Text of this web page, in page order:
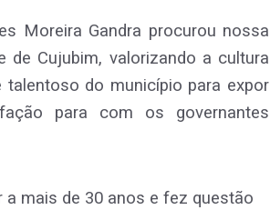
Moreira Gandra procurou nossa
de Cujubim, valorizando a cultura
do município para expor
para com os governantes
mais de 30 anos e fez questão